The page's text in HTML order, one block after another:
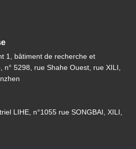
1, bâtiment de recherche et
n° 5298, rue Shahe Ouest, rue XILI,
LIHE, n°1055 rue SONGBAI, XILI,